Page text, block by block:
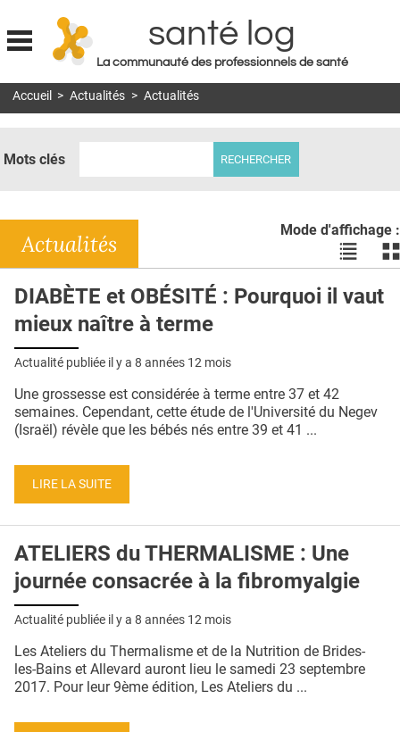
Jump to navigation
santé log
La communauté des professionnels de santé
MON COMPTE
DOSSIERS
RÉSEAUX
E-REVUE SAD
QUI SOMMES-NOUS ?
CONDITIONS GÉNÉRALES
CRÉDITS
Accueil > Actualités > Actualités
Mots clés
Mode d'affichage :
Voir
les
en
les
Actualités
DIABÈTE et OBÉSITÉ : Pourquoi il vaut
mieux naître à terme
Actualité publiée il y a 8 années 12 mois
Une grossesse est considérée à terme entre 37 et 42
semaines. Cependant, cette étude de l'Université du Negev
(Israël) révèle que les bébés nés entre 39 et 41 ...
LIRE LA SUITE
ATELIERS du THERMALISME : Une
journée consacrée à la fibromyalgie
Actualité publiée il y a 8 années 12 mois
Les Ateliers du Thermalisme et de la Nutrition de Brides-
les-Bains et Allevard auront lieu le samedi 23 septembre
2017. Pour leur 9ème édition, Les Ateliers du ...